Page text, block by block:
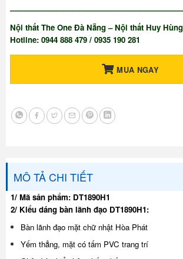
Nội thất The One Đà Nẵng – Nội thất Huy
Hotline: 0944 888 479 / 0935 190 281
MUA NGAY
MÔ TẢ CHI TIẾT
1/ Mã sản phẩm: DT1890H1
2/ Kiểu dáng bàn lãnh đạo DT1890H1:
Bàn lãnh đạo mặt chữ nhật Hòa Phát
Yếm thẳng, mặt có tấm PVC trang trí